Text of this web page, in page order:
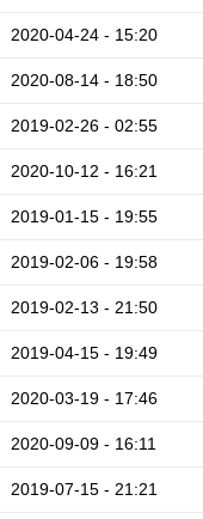
2020-04-24 - 15:20
2020-08-14 - 18:50
2019-02-26 - 02:55
2020-10-12 - 16:21
2019-01-15 - 19:55
2019-02-06 - 19:58
2019-02-13 - 21:50
2019-04-15 - 19:49
2020-03-19 - 17:46
2020-09-09 - 16:11
2019-07-15 - 21:21